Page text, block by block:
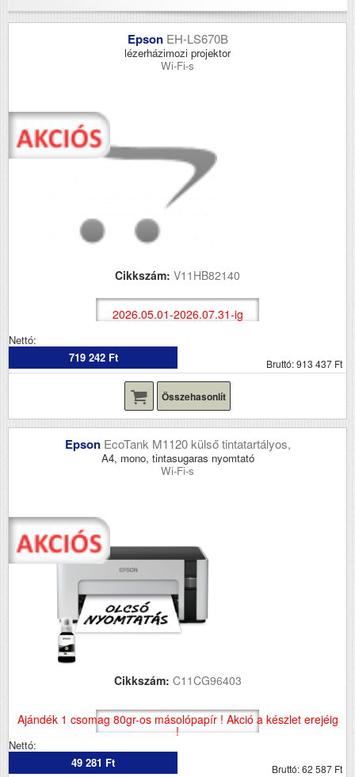
Epson EH-LS670B
lézerházimozi projektor
Wi-Fi-s
Cikkszám: V11HB82140
2026.05.01-2026.07.31-ig
Nettó:
719 242 Ft
Bruttó: 913 437 Ft
Összehasonlít
Epson EcoTank M1120 külső tintatartályos,
A4, mono, tintasugaras nyomtató
Wi-Fi-s
Cikkszám: C11CG96403
Ajándék 1 csomag 80gr-os másolópapír ! Akció a készlet erejéig
!
Nettó:
49 281 Ft
Bruttó: 62 587 Ft